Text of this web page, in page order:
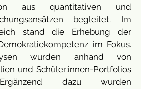
aus quantitativen und
begleitet. Im
stand die Erhebung der
im Fokus.
wurden anhand von
und Schüler:innen-Portfolios
dazu wurden